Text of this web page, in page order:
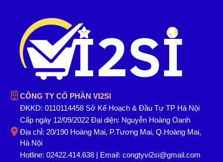
CÔNG TY CỔ PHẦN VI2SI
ĐKKD: 0110114458 Sở Kế Hoạch & Đầu Tư TP Hà Nội
Cấp ngày 12/09/2022 Đại diện: Nguyễn Hoàng Oanh
Địa chỉ: 20/190 Hoàng Mai, P.Tương Mai, Q.Hoàng Mai,
Hà Nội
Hotline: 02422.414.638 | Email: congtyvi2si@gmail.com